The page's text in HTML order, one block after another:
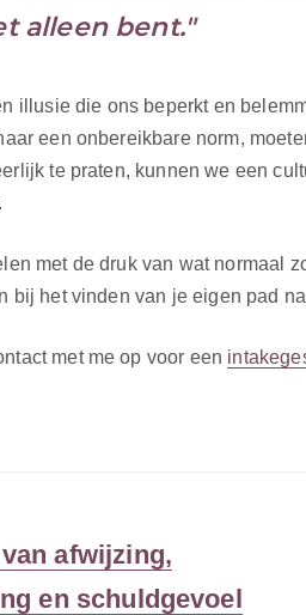
alleen bent."
illusie die ons beperkt en
een onbereikbare norm,
te praten, kunnen we een
met de druk van wat normaal
bij het vinden van je eigen pad
met me op voor een
afwijzing,
en schuldgevoel